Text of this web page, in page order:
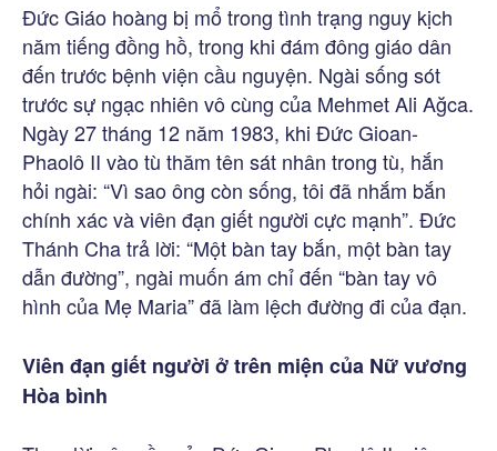
Đức Giáo hoàng bị mổ trong tình trạng nguy kịch
năm tiếng đồng hồ, trong khi đám đông giáo dân
đến trước bệnh viện cầu nguyện. Ngài sống sót
trước sự ngạc nhiên vô cùng của Mehmet Ali Ağca.
Ngày 27 tháng 12 năm 1983, khi Đức Gioan-
Phaolô II vào tù thăm tên sát nhân trong tù, hắn
hỏi ngài: “Vì sao ông còn sống, tôi đã nhắm bắn
chính xác và viên đạn giết người cực mạnh”. Đức
Thánh Cha trả lời: “Một bàn tay bắn, một bàn tay
dẫn đường”, ngài muốn ám chỉ đến “bàn tay vô
hình của Mẹ Maria” đã làm lệch đường đi của đạn.
Viên đạn giết người ở trên miện của Nữ vương
Hòa bình